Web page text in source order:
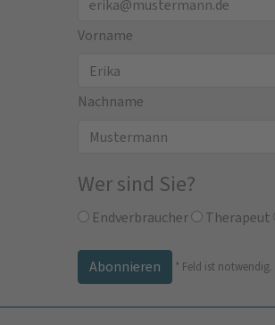
Vorname
Nachname
Wer sind Sie?
Endverbraucher Therapeut
* Feld ist notwendig.